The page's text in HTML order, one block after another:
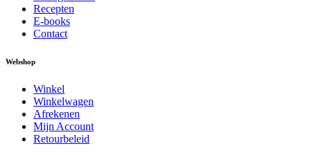
Recepten
E-books
Contact
Webshop
Winkel
Winkelwagen
Afrekenen
Mijn Account
Retourbeleid